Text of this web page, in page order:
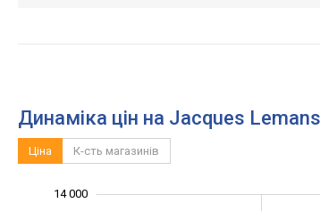
Динаміка цін на Jacques
Ціна К-сть магазинів
14 000